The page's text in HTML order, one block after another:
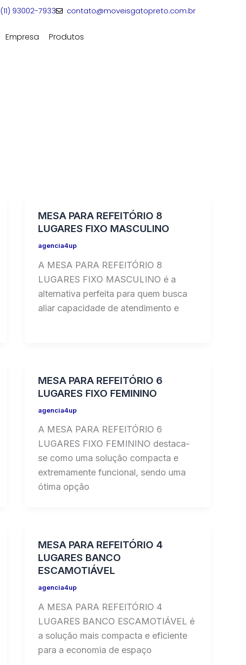
(11) 93002-7933 contato@moveisgatopreto.com.br
Empresa Produtos
MESA PARA REFEITÓRIO 8
LUGARES FIXO MASCULINO
agencia4up
A MESA PARA REFEITÓRIO 8
LUGARES FIXO MASCULINO é a
alternativa perfeita para quem busca
aliar capacidade de atendimento e
MESA PARA REFEITÓRIO 6
LUGARES FIXO FEMININO
agencia4up
A MESA PARA REFEITÓRIO 6
LUGARES FIXO FEMININO destaca-
se como uma solução compacta e
extremamente funcional, sendo uma
ótima opção
MESA PARA REFEITÓRIO 4
LUGARES BANCO
ESCAMOTIÁVEL
agencia4up
A MESA PARA REFEITÓRIO 4
LUGARES BANCO ESCAMOTIÁVEL é
a solução mais compacta e eficiente
para a economia de espaço